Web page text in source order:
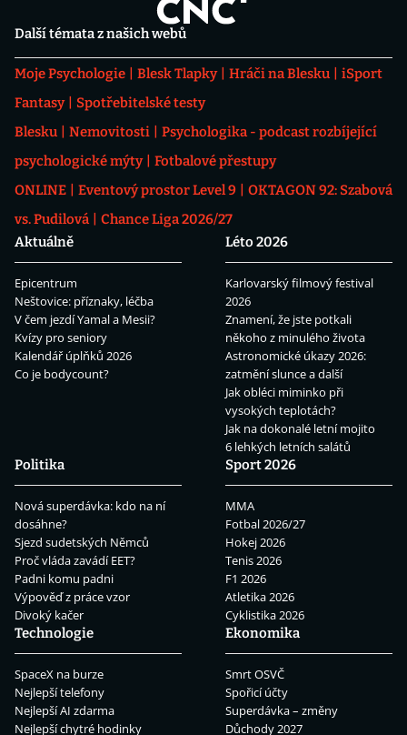
Další témata z našich webů
Moje Psychologie Blesk Tlapky Hráči na Blesku
iSport
Fantasy
Spotřebitelské testy
Blesku
Nemovitosti
Psychologika - podcast rozbíjející
psychologické mýty
Fotbalové přestupy
ONLINE
Eventový prostor Level 9
OKTAGON 92: Szabová
vs. Pudilová
Chance Liga 2026/27
Aktuálně
Epicentrum
Neštovice: příznaky, léčba
V čem jezdí Yamal a Mesii?
Kvízy pro seniory
Kalendář úplňků 2026
Co je bodycount?
Léto 2026
Karlovarský filmový festival
2026
Znamení, že jste potkali
někoho z minulého života
Astronomické úkazy 2026:
zatmění slunce a další
Jak obléci miminko při
vysokých teplotách?
Jak na dokonalé letní mojito
6 lehkých letních salátů
Politika
Nová superdávka: kdo na ní
dosáhne?
Sjezd sudetských Němců
Proč vláda zavádí EET?
Padni komu padni
Výpověď z práce vzor
Divoký kačer
Sport 2026
MMA
Fotbal 2026/27
Hokej 2026
Tenis 2026
F1 2026
Atletika 2026
Cyklistika 2026
Technologie
SpaceX na burze
Nejlepší telefony
Nejlepší AI zdarma
Nejlepší chytré hodinky
Ekonomika
Smrt OSVČ
Spořicí účty
Superdávka – změny
Důchody 2027